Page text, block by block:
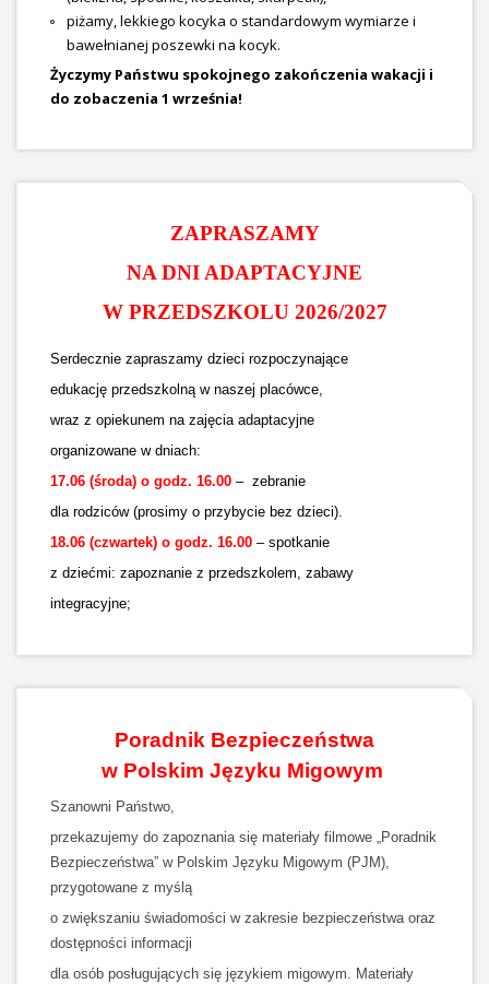
piżamy, lekkiego kocyka o standardowym wymiarze i
bawełnianej poszewki na kocyk.
Życzymy Państwu spokojnego zakończenia wakacji i
do zobaczenia 1 września!
ZAPRASZAMY
NA DNI ADAPTACYJNE
W PRZEDSZKOLU 2026/2027
Serdecznie zapraszamy dzieci rozpoczynające
edukację przedszkolną w naszej placówce,
wraz z opiekunem na zajęcia adaptacyjne
organizowane w dniach:
17.06 (środa) o godz. 16.00 – zebranie
dla rodziców (prosimy o przybycie bez dzieci).
18.06 (czwartek) o godz. 16.00 – spotkanie
z dziećmi: zapoznanie z przedszkolem, zabawy
integracyjne;
Poradnik Bezpieczeństwa
w Polskim Języku Migowym
Szanowni Państwo,
przekazujemy do zapoznania się materiały filmowe „Poradnik
Bezpieczeństwa” w Polskim Języku Migowym (PJM),
przygotowane z myślą
o zwiększaniu świadomości w zakresie bezpieczeństwa oraz
dostępności informacji
dla osób posługujących się językiem migowym. Materiały